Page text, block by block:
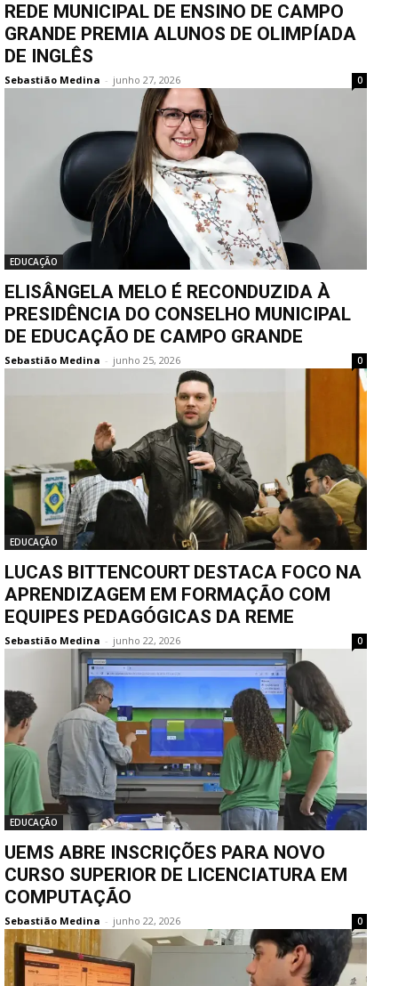
REDE MUNICIPAL DE ENSINO DE CAMPO
GRANDE PREMIA ALUNOS DE OLIMPÍADA
DE INGLÊS
Sebastião Medina - junho 27, 2026 0
EDUCAÇÃO
ELISÂNGELA MELO É RECONDUZIDA À
PRESIDÊNCIA DO CONSELHO MUNICIPAL
DE EDUCAÇÃO DE CAMPO GRANDE
Sebastião Medina - junho 25, 2026 0
EDUCAÇÃO
LUCAS BITTENCOURT DESTACA FOCO NA
APRENDIZAGEM EM FORMAÇÃO COM
EQUIPES PEDAGÓGICAS DA REME
Sebastião Medina - junho 22, 2026 0
EDUCAÇÃO
UEMS ABRE INSCRIÇÕES PARA NOVO
CURSO SUPERIOR DE LICENCIATURA EM
COMPUTAÇÃO
Sebastião Medina - junho 22, 2026 0